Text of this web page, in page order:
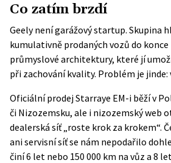
Co zatím brzdí
Geely není garážový startup. Skupina
kumulativně prodaných vozů do
průmyslové architektury, které jí
při zachování kvality. Problém je
Oficiální prodej Starraye EM-i běží v
či Nizozemsku, ale i nizozemský web
dealerská síť „roste krok za krokem“.
ani servisní síť se nám nepodařilo
činí 6 let nebo 150 000 km na vůz a 8